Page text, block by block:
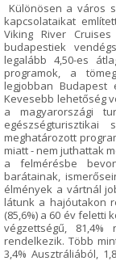
Különösen a város
kapcsolataikat
Viking River
budapestiek
legalább 4,50-es
programok, a
legjobban
Kevesebb lehetőség
a magyarországi
meghatározott
miatt - nem juthattak
a felmérésbe
barátainak,
élmények a vártnál
látunk a hajóutakon
(85,6%) a 60 év feletti
végzettségű, 81,4%
rendelkezik. Több
3,4% Ausztráliából,